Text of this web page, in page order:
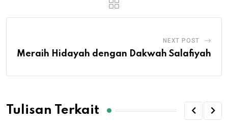
NEXT POST
Meraih Hidayah dengan Dakwah Salafiyah
Tulisan Terkait